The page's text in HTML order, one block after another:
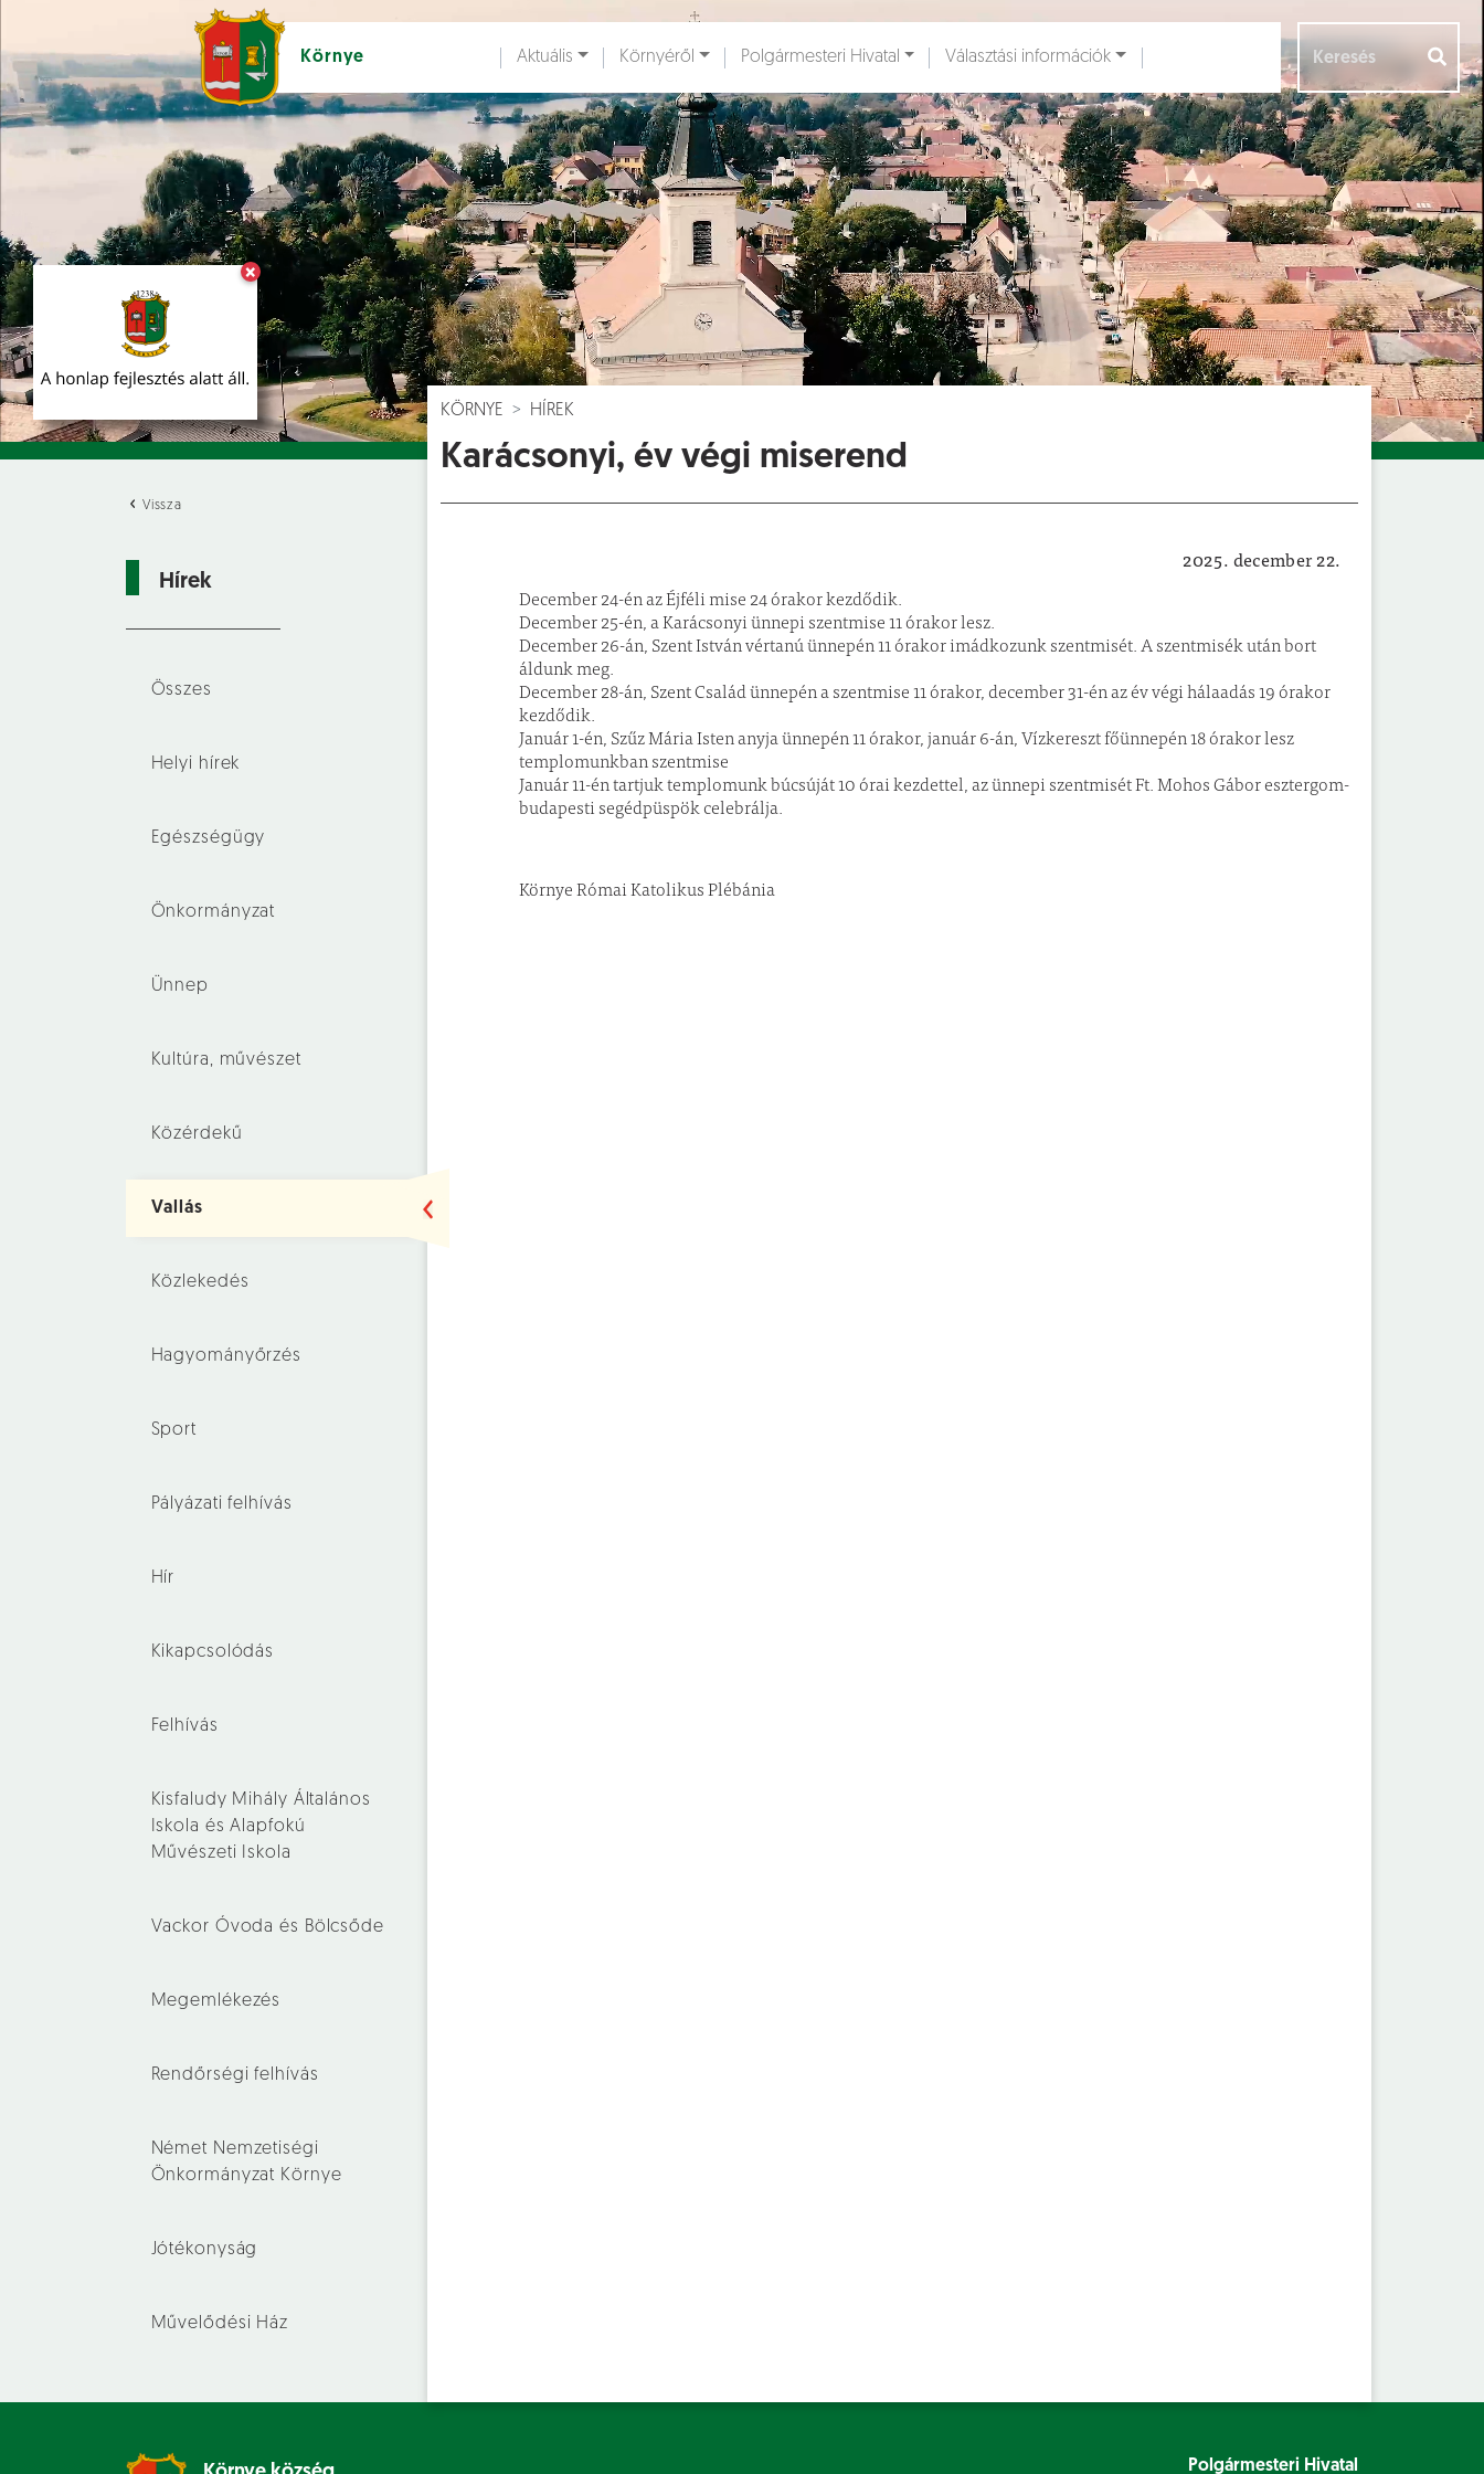
×
Környe
Ugrás a fő tartalomhoz
Aktuális Környéről Polgármesteri Hivatal Választási információk
Vissza
Hírek
Összes
Helyi hírek
Egészségügy
Önkormányzat
Ünnep
Kultúra, művészet
Közérdekű
Vallás
Közlekedés
Hagyományőrzés
Sport
Pályázati felhívás
Hír
Kikapcsolódás
Felhívás
Kisfaludy Mihály Általános
Iskola és Alapfokú
Művészeti Iskola
Vackor Óvoda és Bölcsőde
Megemlékezés
Rendőrségi felhívás
Német Nemzetiségi
Önkormányzat Környe
Jótékonyság
Művelődési Ház
KÖRNYE HÍREK
Karácsonyi, év végi miserend
Vallás
2025. december 22.
December 24-én az Éjféli mise 24 órakor kezdődik.
December 25-én, a Karácsonyi ünnepi szentmise 11 órakor lesz.
December 26-án, Szent István vértanú ünnepén 11 órakor imádkozunk szentmisét. A szentmisék után bort
áldunk meg.
December 28-án, Szent Család ünnepén a szentmise 11 órakor, december 31-én az év végi hálaadás 19 órakor
kezdődik.
Január 1-én, Szűz Mária Isten anyja ünnepén 11 órakor, január 6-án, Vízkereszt főünnepén 18 órakor lesz
templomunkban szentmise
Január 11-én tartjuk templomunk búcsúját 10 órai kezdettel, az ünnepi szentmisét Ft. Mohos Gábor esztergom-
budapesti segédpüspök celebrálja.
Környe Római Katolikus Plébánia
Polgármesteri Hivatal
Hírek [ Események [] Dokumentumok [] Aloldalak []